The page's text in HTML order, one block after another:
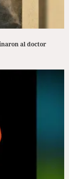
al doctor